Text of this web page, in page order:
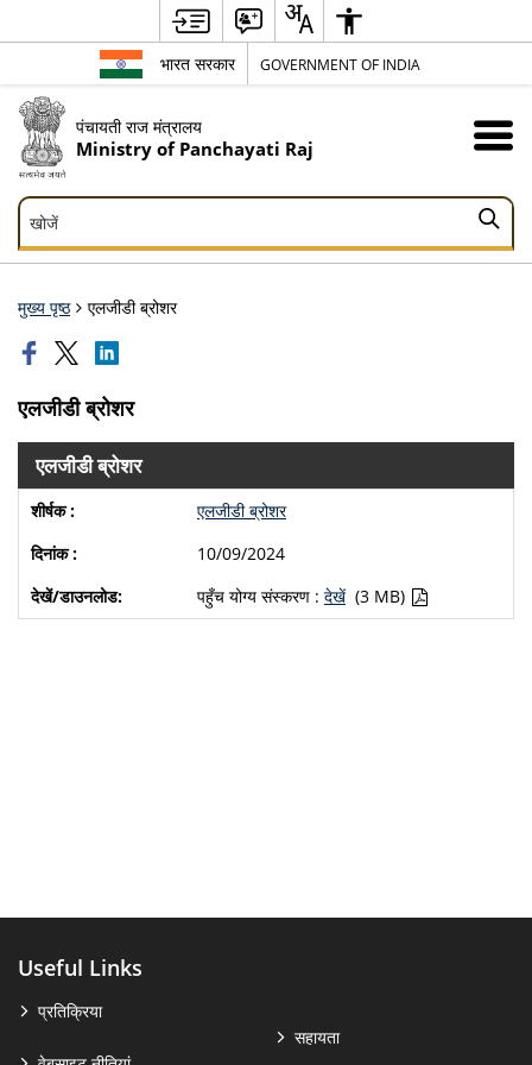
भारत सरकार GOVERNMENT OF INDIA
पंचायती राज मंत्रालय
Ministry of Panchayati Raj
खोजें
खोजें
मुख्य पृष्ठ एलजीडी ब्रोशर
एलजीडी ब्रोशर
एलजीडी ब्रोशर
एलजीडी ब्रोशर
10/09/2024
पहुँच योग्य संस्करण : देखें (3 MB)
Useful Links
प्रतिक्रिया
सहायता